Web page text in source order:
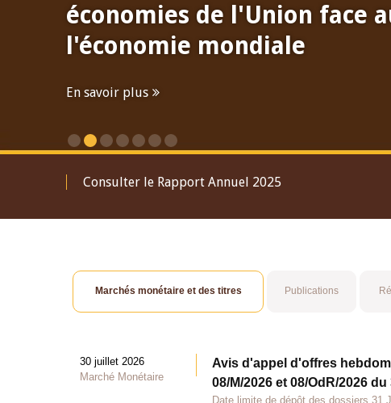
économies de l'Union face
l'économie mondiale
En savoir plus
Consulter le Rapport Annuel 2025
Marchés monétaire et des titres Publications
30 juillet 2026
Marché Monétaire
Avis d'appel d'offres
08/M/2026 et 08/OdR/2026
Date limite de dépôt des dossiers 31